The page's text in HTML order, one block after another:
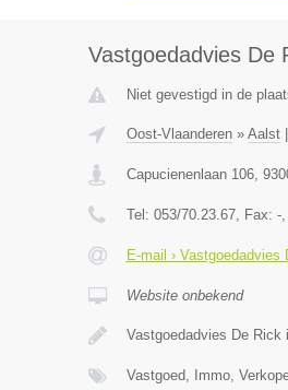
Vastgoedadvies De
Niet gevestigd in de
Oost-Vlaanderen» Aalst|
Capucienenlaan 106,
Tel: 053/70.23.67, Fax: -,
E-mail › Vastgoedadvies
Website onbekend
Vastgoedadvies De
Vastgoed, Immo,